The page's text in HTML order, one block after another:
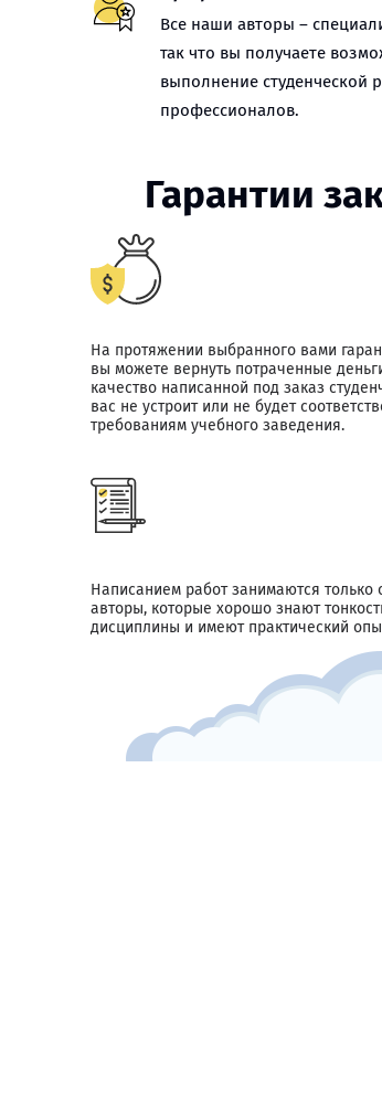
Все наши авторы –
так что вы получаете
выполнение студенческой
профессионалов.
Гарантии
На протяжении выбранного вами
вы можете вернуть потраченные
качество написанной под заказ
вас не устроит или не будет
требованиям учебного заведения.
Написанием работ занимаются только
авторы, которые хорошо знают
дисциплины и имеют практический